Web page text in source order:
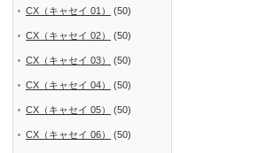
CX（キャセイ 01） (50)
CX（キャセイ 02） (50)
CX（キャセイ 03） (50)
CX（キャセイ 04） (50)
CX（キャセイ 05） (50)
CX（キャセイ 06） (50)